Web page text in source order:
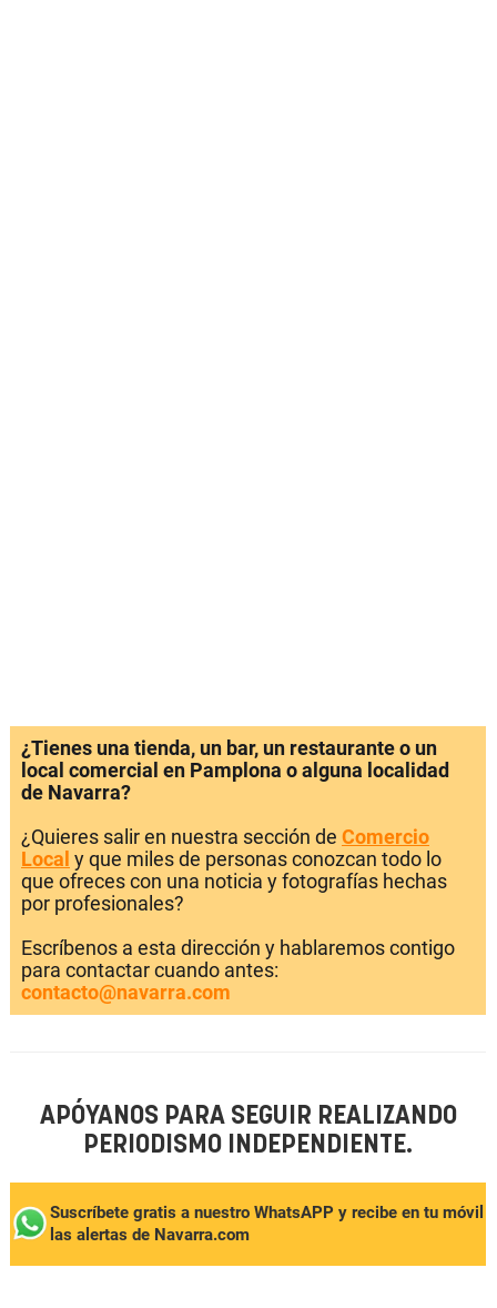
¿Tienes una tienda, un bar, un restaurante o un
local comercial en Pamplona o alguna localidad
de Navarra?
¿Quieres salir en nuestra sección de Comercio
Local y que miles de personas conozcan todo lo
que ofreces con una noticia y fotografías hechas
por profesionales?
Escríbenos a esta dirección y hablaremos contigo
para contactar cuando antes:
contacto@navarra.com
APÓYANOS PARA SEGUIR REALIZANDO
PERIODISMO INDEPENDIENTE.
Suscríbete gratis a nuestro WhatsAPP y recibe en tu móvil
las alertas de Navarra.com